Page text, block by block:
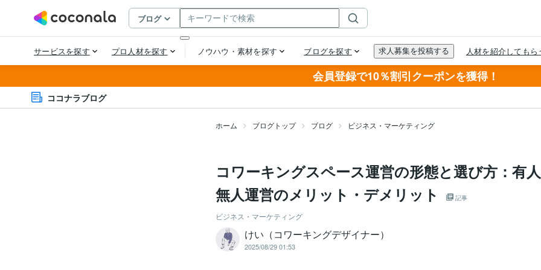
会員登録で10％割引クーポンを獲得！
ココナラブログ
ホーム ブログトップ ブログ ビジネス・マーケティング
コワーキングスペース運営の形態と選び方：有
無人運営のメリット・デメリット
記事
ビジネス・マーケティング
けい（コワーキングデザイナー）
2025/08/29 01:53